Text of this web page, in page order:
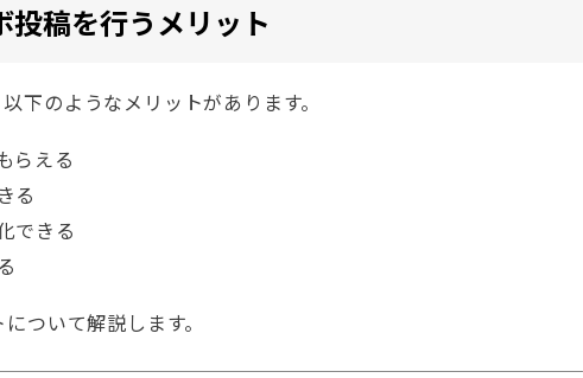
稿を行うメリット
下のようなメリットがあります。
らえる
る
できる
ついて解説します。